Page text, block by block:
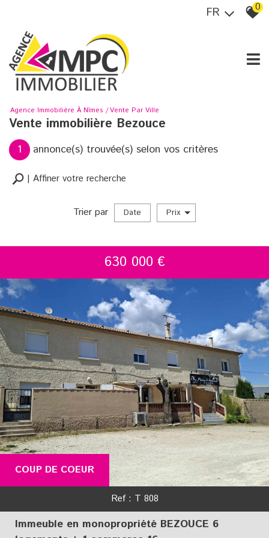
FR 0
Agence Immobilière À Nîmes Vente Par Ville
Vente immobilière Bezouce
1 annonce(s) trouvée(s) selon vos critères
Affiner votre recherche
5KM 10KM 25KM
Critères supplémentaires
Piscine Parking Terrasse
RECHERCHER
+ de critères
Trier par Date Prix
COUP DE COEUR
630 000 €
Ref : T 808
Immeuble en monopropriété BEZOUCE 6